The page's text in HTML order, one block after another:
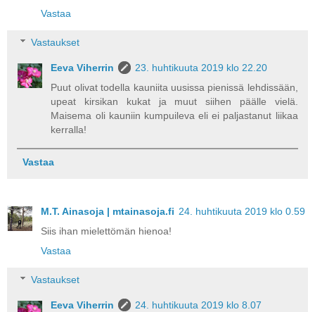
Vastaa
Vastaukset
Eeva Viherrin
23. huhtikuuta 2019 klo 22.20
Puut olivat todella kauniita uusissa pienissä lehdissään,
upeat kirsikan kukat ja muut siihen päälle vielä.
Maisema oli kauniin kumpuileva eli ei paljastanut liikaa
kerralla!
Vastaa
M.T. Ainasoja | mtainasoja.fi 24. huhtikuuta 2019 klo 0.59
Siis ihan mielettömän hienoa!
Vastaa
Vastaukset
Eeva Viherrin
24. huhtikuuta 2019 klo 8.07